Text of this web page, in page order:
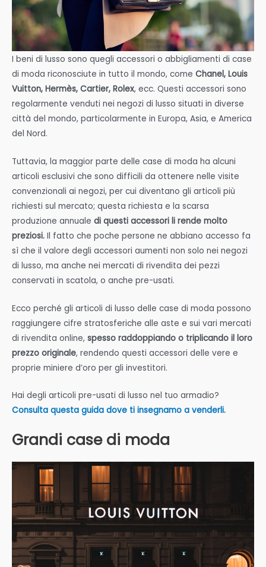
I beni di lusso sono quegli accessori o abbigliamenti di case
di moda riconosciute in tutto il mondo, come Chanel, Louis
Vuitton, Hermès, Cartier, Rolex, ecc. Questi accessori sono
regolarmente venduti nei negozi di lusso situati in diverse
città del mondo, particolarmente in Europa, Asia, e America
del Nord.
Tuttavia, la maggior parte delle case di moda ha alcuni
articoli esclusivi che sono difficili da ottenere nelle visite
convenzionali ai negozi, per cui diventano gli articoli più
richiesti sul mercato; questa richiesta e la scarsa
produzione annuale di questi accessori li rende molto
preziosi. Il fatto che poche persone ne abbiano accesso fa
sì che il valore degli accessori aumenti non solo nei negozi
di lusso, ma anche nei mercati di rivendita dei pezzi
conservati in scatola, o anche pre-usati.
Ecco perché gli articoli di lusso delle case di moda possono
raggiungere cifre stratosferiche alle aste e sui vari mercati
di rivendita online, spesso raddoppiando o triplicando il loro
prezzo originale, rendendo questi accessori delle vere e
proprie miniere d’oro per gli investitori.
Hai degli articoli pre-usati di lusso nel tuo armadio?
Consulta questa guida dove ti insegnamo a venderli.
Grandi case di moda